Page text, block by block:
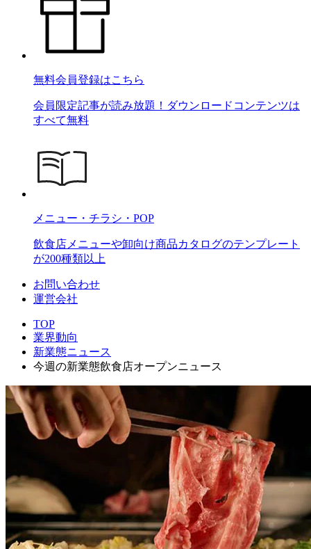
無料会員登録はこちら
会員限定記事が読み放題！ダウンロードコンテンツは
すべて無料
メニュー・チラシ・POP
飲食店メニューや卸向け商品カタログのテンプレート
が200種類以上
お問い合わせ
運営会社
TOP
業界動向
新業態ニュース
今週の新業態飲食店オープンニュース